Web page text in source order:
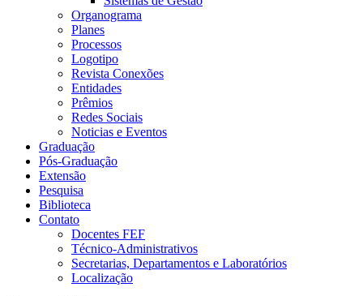
Organograma
Planes
Processos
Logotipo
Revista Conexões
Entidades
Prêmios
Redes Sociais
Noticias e Eventos
Graduação
Pós-Graduação
Extensão
Pesquisa
Biblioteca
Contato
Docentes FEF
Técnico-Administrativos
Secretarias, Departamentos e Laboratórios
Localização